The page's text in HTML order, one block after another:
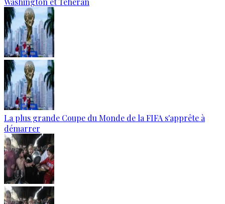
La plus grande Coupe du Monde de la FIFA s'apprête à
démarrer